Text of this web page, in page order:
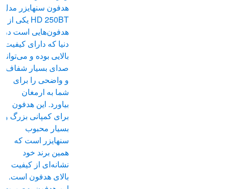
هدفون سنهایزر مدل
HD 250BT یکی از
هدفون‌هایی است در
دنیا که دارای کیفیت
بالایی بوده و می‌تواند
صدای بسیار شفاف
و واضحی را برای
شما به ارمغان
بیاورد. این هدفون
برای کمپانی بزرگ و
بسیار محبوب
سنهایزر است که
همین برند خود
نشانه‌ای از کیفیت
بالای هدفون است.